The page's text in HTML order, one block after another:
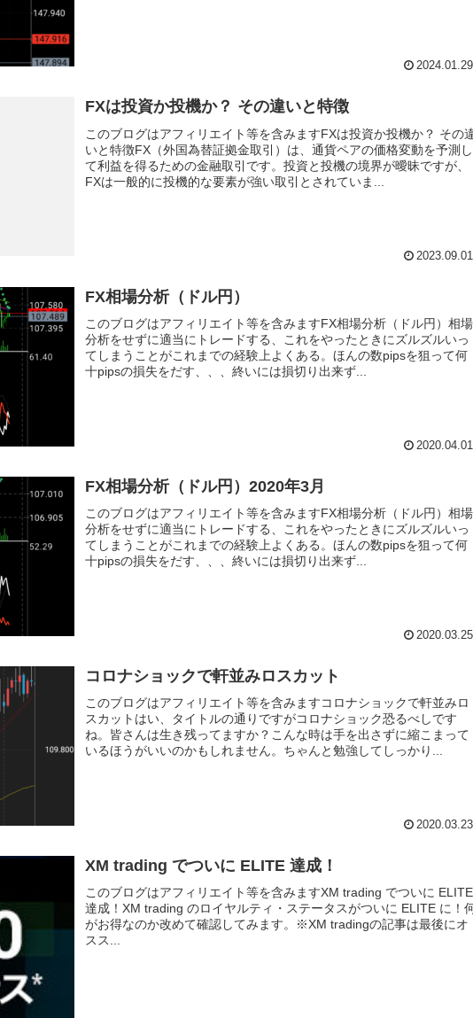
2024.01.29
FXは投資か投機か？ その違いと特徴
このブログはアフィリエイト等を含みますFXは投資か投機か？ その
いと特徴FX（外国為替証拠金取引）は、通貨ペアの価格変動を予測し
て利益を得るための金融取引です。投資と投機の境界が曖昧ですが、
FXは一般的に投機的な要素が強い取引とされていま...
2023.09.01
FX相場分析（ドル円）
このブログはアフィリエイト等を含みますFX相場分析（ドル円）相場
分析をせずに適当にトレードする、これをやったときにズルズルいっ
てしまうことがこれまでの経験上よくある。ほんの数pipsを狙って何
十pipsの損失をだす、、、終いには損切り出来ず...
2020.04.01
FX相場分析（ドル円）2020年3月
このブログはアフィリエイト等を含みますFX相場分析（ドル円）相場
分析をせずに適当にトレードする、これをやったときにズルズルいっ
てしまうことがこれまでの経験上よくある。ほんの数pipsを狙って何
十pipsの損失をだす、、、終いには損切り出来ず...
2020.03.25
コロナショックで軒並みロスカット
このブログはアフィリエイト等を含みますコロナショックで軒並みロ
スカットはい、タイトルの通りですがコロナショック恐るべしです
ね。皆さんは生き残ってますか？こんな時は手を出さずに縮こまって
いるほうがいいのかもしれません。ちゃんと勉強してしっかり...
2020.03.23
XM trading でついに ELITE 達成！
このブログはアフィリエイト等を含みますXM trading でついに ELITE
達成！XM trading のロイヤルティ・ステータスがついに ELITE に！
がお得なのか改めて確認してみます。※XM tradingの記事は最後にオ
スス...